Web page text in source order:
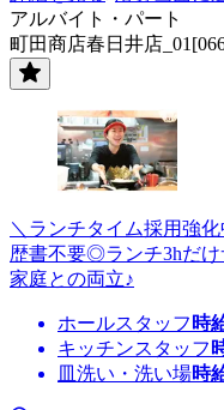
アルバイト・パート
町田商店春日井店
＼ランチタイム採用強
歴書不要◎ランチ3hだ
家庭との両立♪
ホールスタッフ 時
キッチンスタッフ
皿洗い・洗い場時